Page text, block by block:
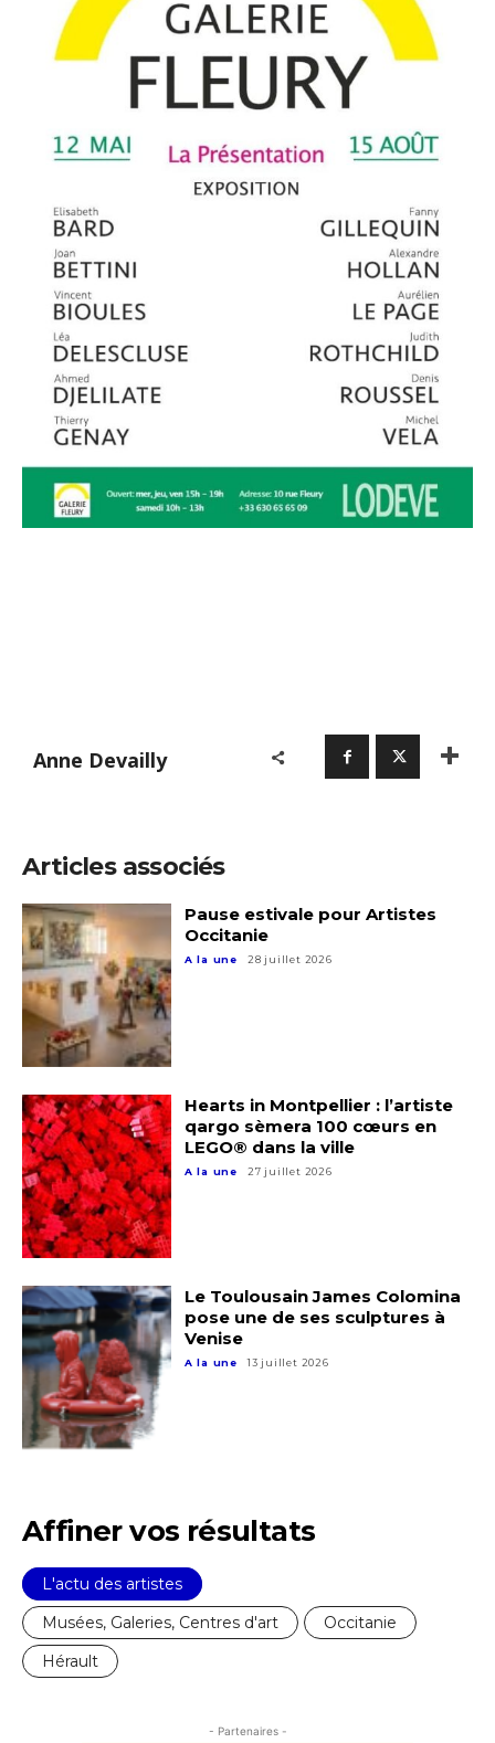
Adresse email*
Statut / Organisation
J'accepte les termes et conditions
* Champ obligatoire
Adresse email*
Nom
Prénom
Statut / Organisation
J'accepte lestermes et conditions
* Champ obligatoire
Anne Devailly
Articles associés
Pause estivale pour Artistes
Occitanie
A la une 28 juillet 2026
Hearts in Montpellier : l’artiste
qargo sèmera 100 cœurs en
LEGO® dans la ville
A la une 27 juillet 2026
Le Toulousain James Colomina
pose une de ses sculptures à
Venise
A la une 13 juillet 2026
Affiner vos résultats
L'actu des artistes
Musées, Galeries, Centres d'art
Occitanie
Hérault
- Partenaires -